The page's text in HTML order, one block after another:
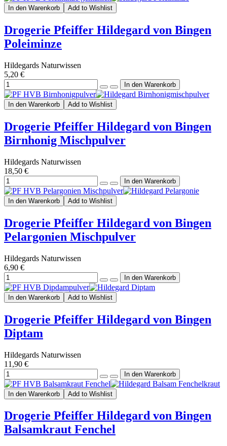
In den Warenkorb Add to Wishlist
Drogerie Pfeiffer Hildegard von Bingen
Poleiminze
Hildegards Naturwissen
5,20 €
In den Warenkorb Add to Wishlist
Drogerie Pfeiffer Hildegard von Bingen
Birnhonig Mischpulver
Hildegards Naturwissen
18,50 €
In den Warenkorb Add to Wishlist
Drogerie Pfeiffer Hildegard von Bingen
Pelargonien Mischpulver
Hildegards Naturwissen
6,90 €
In den Warenkorb Add to Wishlist
Drogerie Pfeiffer Hildegard von Bingen
Diptam
Hildegards Naturwissen
11,90 €
In den Warenkorb Add to Wishlist
Drogerie Pfeiffer Hildegard von Bingen
Balsamkraut Fenchel